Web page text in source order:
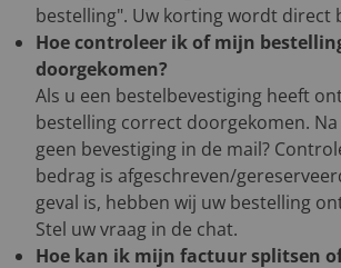
bestelling". Uw korting wordt direct
Hoe controleer ik of mijn
doorgekomen?
Als u een bestelbevestiging heeft
bestelling correct doorgekomen.
geen bevestiging in de mail?
bedrag is afgeschreven/
geval is, hebben wij uw bestelling
Stel uw vraag in de chat.
Hoe kan ik mijn factuur splitsen